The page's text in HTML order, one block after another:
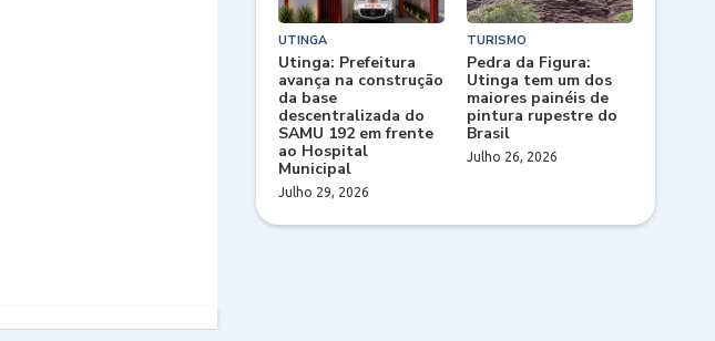
UTINGA
Utinga: Prefeitura
avança na construção
da base
descentralizada do
SAMU 192 em frente
ao Hospital
Municipal
Julho 29, 2026
TURISMO
Pedra da Figura:
Utinga tem um dos
maiores painéis de
pintura rupestre do
Brasil
Julho 26, 2026